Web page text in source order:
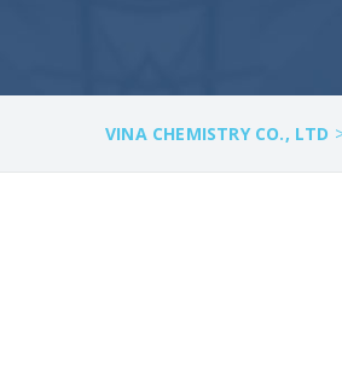
VINA CHEMISTRY CO., LTD